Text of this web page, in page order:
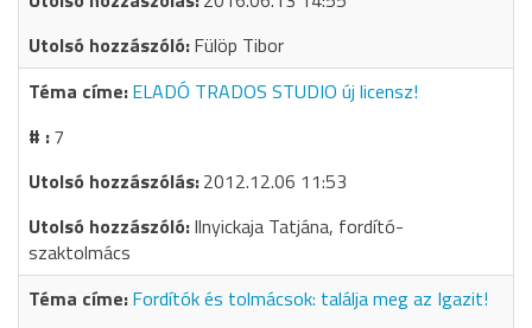
Fülöp Tibor
ELADÓ TRADOS STUDIO új licensz!
7
2012.12.06 11:53
Ilnyickaja Tatjána, fordító-
szaktolmács
Fordítók és tolmácsok: találja meg az Igazit!